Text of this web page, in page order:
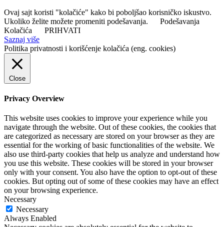
Ovaj sajt koristi "kolačiće" kako bi poboljšao korisničko iskustvo.
Ukoliko želite možete promeniti podešavanja.
Podešavanja
Kolačića
PRIHVATI
Saznaj više
Politika privatnosti i korišćenje kolačića (eng. cookies)
Close
Privacy Overview
This website uses cookies to improve your experience while you
navigate through the website. Out of these cookies, the cookies that
are categorized as necessary are stored on your browser as they are
essential for the working of basic functionalities of the website. We
also use third-party cookies that help us analyze and understand how
you use this website. These cookies will be stored in your browser
only with your consent. You also have the option to opt-out of these
cookies. But opting out of some of these cookies may have an effect
on your browsing experience.
Necessary
Necessary
Always Enabled